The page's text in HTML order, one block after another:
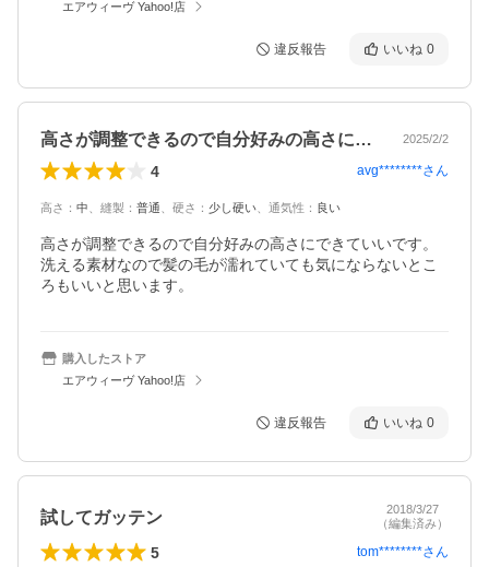
エアウィーヴ Yahoo!店
違反報告 いいね 0
高さが調整できるので自分好みの高さにで… 2025/2/2
4 avg********さん
高さ ： 中 縫製 ： 普通 硬さ ： 少し硬い 通気性 ： 良い
高さが調整できるので自分好みの高さにできていいです。
洗える素材なので髪の毛が濡れていても気にならないとこ
購入したストア
エアウィーヴ Yahoo!店
違反報告 いいね 0
試してガッテン
2018/3/27
（編集済み）
5 tom********さん